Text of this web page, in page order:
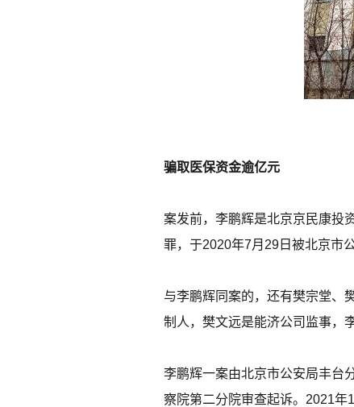
骗取医保资金逾亿元
案发前，李鹏辉是北京京民康投
罪，于2020年7月29日被北京市
与李鹏辉同案的，还有樊宗堂、
制人，樊文远是能济公司监事，
李鹏辉一案由北京市公安局丰台
察院第二分院审查起诉。2021年